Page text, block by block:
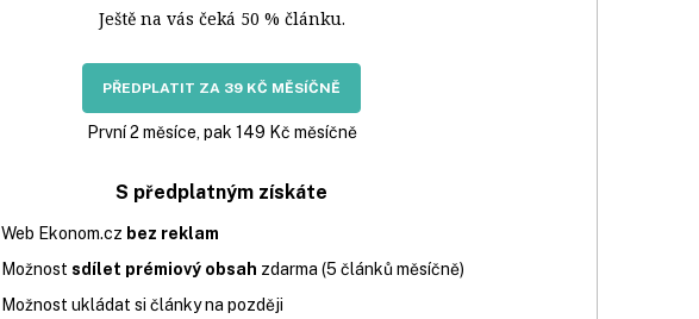
Ještě na vás čeká 50 % článku.
PŘEDPLATIT ZA 39 KČ MĚSÍČNĚ
První 2 měsíce, pak 149 Kč měsíčně
S předplatným získáte
Web Ekonom.cz bez reklam
Možnost sdílet prémiový obsah zdarma (5 článků měsíčně)
Možnost ukládat si články na později